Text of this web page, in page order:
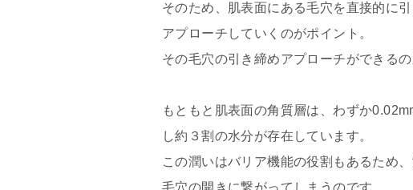
そのため、肌表面にある毛穴を直接的に
アプローチしていくのがポイント。
その毛穴の引き締めアプローチができる
もともと肌表面の角質層は、わずか
し約３割の水分が存在しています。
この潤いはバリア機能の役割もあるため